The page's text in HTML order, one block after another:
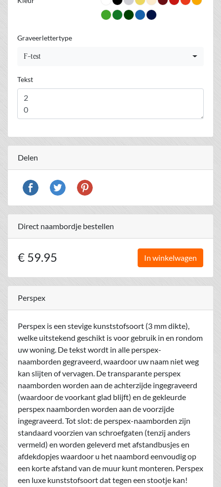
Graveerlettertype
F-test
Tekst
Delen
Direct naambordje bestellen
€ 59.95 In winkelwagen
Perspex
Perspex is een stevige kunststofsoort (3 mm dikte),
welke uitstekend geschikt is voor gebruik in en rondom
uw woning. De tekst wordt in alle perspex-
naamborden gegraveerd, waardoor uw naam niet weg
kan slijten of vervagen. De transparante perspex
naamborden worden aan de achterzijde ingegraveerd
(waardoor de voorkant glad blijft) en de gekleurde
perspex naamborden worden aan de voorzijde
ingegraveerd. Tot slot: de perspex-naamborden zijn
standaard voorzien van schroefgaten (tenzij anders
vermeld) en worden geleverd met afstandbusjes en
afdekdopjes waardoor u het naambord eenvoudig op
een korte afstand van de muur kunt monteren. Perspex
een luxe kunststofsoort dat tegen een stootje kan!